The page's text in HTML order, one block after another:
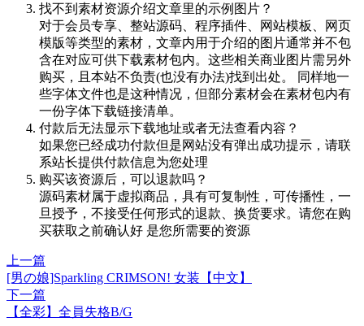
找不到素材资源介绍文章里的示例图片？
对于会员专享、整站源码、程序插件、网站模板、网页
模版等类型的素材，文章内用于介绍的图片通常并不包
含在对应可供下载素材包内。这些相关商业图片需另外
购买，且本站不负责(也没有办法)找到出处。 同样地一
些字体文件也是这种情况，但部分素材会在素材包内有
一份字体下载链接清单。
付款后无法显示下载地址或者无法查看内容？
如果您已经成功付款但是网站没有弹出成功提示，请联
系站长提供付款信息为您处理
购买该资源后，可以退款吗？
源码素材属于虚拟商品，具有可复制性，可传播性，一
旦授予，不接受任何形式的退款、换货要求。请您在购
买获取之前确认好 是您所需要的资源
上一篇
[男の娘]Sparkling CRIMSON! 女装【中文】
下一篇
【全彩】全員失格B/G